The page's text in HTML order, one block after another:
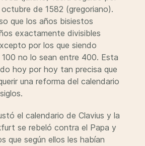
de 1582 (gregoriano).
que los años bisiestos
exactamente divisibles
por los que siendo
no lo sean entre 400. Esta
hoy por hoy tan precisa que
una reforma del calendario
el calendario de Clavius y la
se rebeló contra el Papa y
que según ellos les habían